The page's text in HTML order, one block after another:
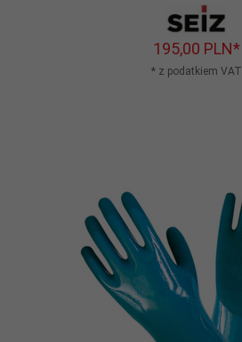
195,00 PLN*
* z podatkiem VAT